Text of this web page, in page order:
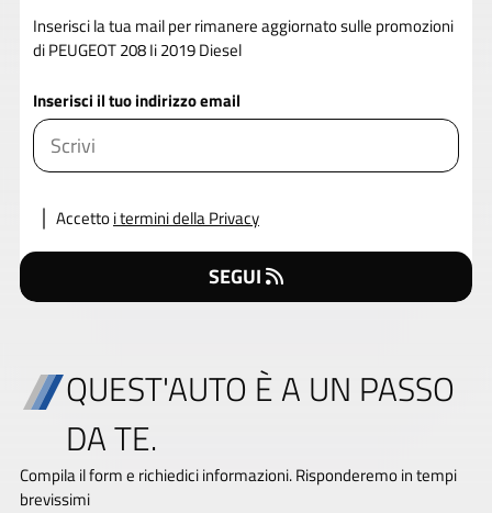
Inserisci la tua mail per rimanere aggiornato sulle promozioni
di PEUGEOT 208 Ii 2019 Diesel
Inserisci il tuo indirizzo email
Accettoi termini della Privacy
SEGUI
QUEST'AUTO È A UN PASSO
DA TE.
Compila il form e richiedici informazioni. Risponderemo in tempi
brevissimi